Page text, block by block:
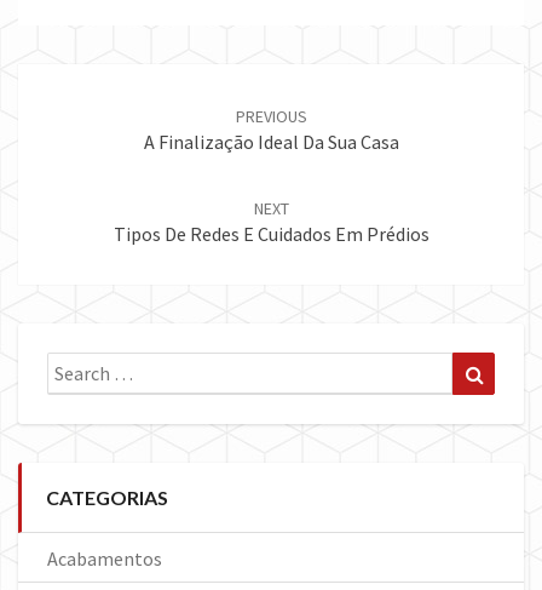
PREVIOUS
A Finalização Ideal Da Sua Casa
NEXT
Tipos De Redes E Cuidados Em Prédios
Search
for:
CATEGORIAS
Acabamentos